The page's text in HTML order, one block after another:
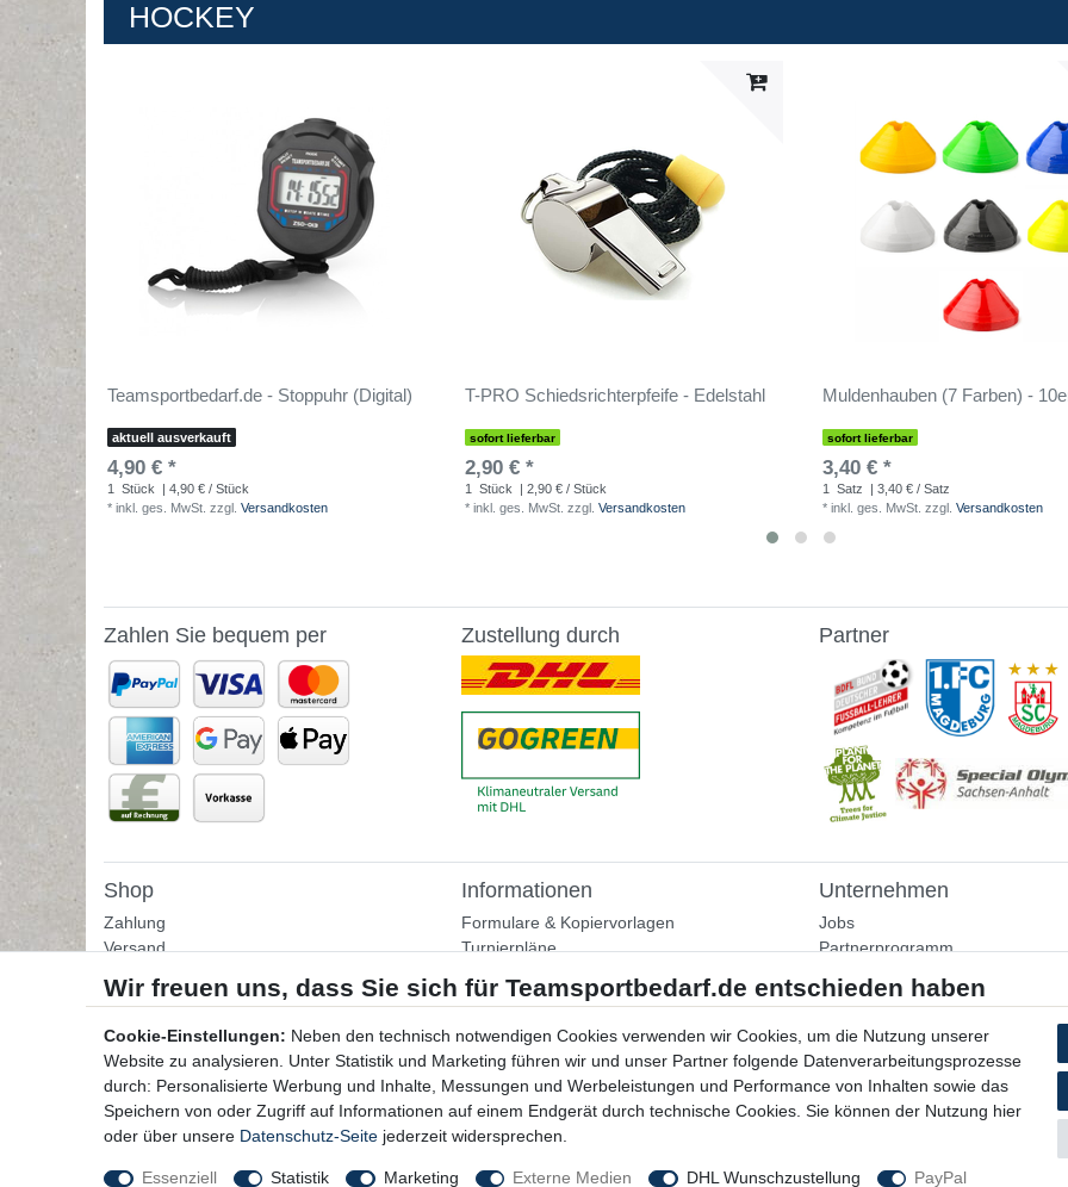
HOCKEY
Teamsportbedarf.de - Stoppuhr (Digital)
aktuell ausverkauft
4,90 € *
1 Stück
| 4,90 € / Stück
* inkl. ges. MwSt. zzgl. Versandkosten
T-PRO Schiedsrichterpfeife - Edelstahl
sofort lieferbar
2,90 € *
1 Stück
| 2,90 € / Stück
* inkl. ges. MwSt. zzgl. Versandkosten
Muldenhauben (7 Farben) -
sofort lieferbar
3,40 € *
1 Satz
| 3,40 € / Satz
* inkl. ges. MwSt. zzgl. Versandkosten
Zahlen Sie bequem per Zustellung durch Partner
Shop
Zahlung
Versand
Helpcenter
Bestellformular
Kontakt
Informationen
Formulare & Kopiervorlagen
Turnierpläne
Tipps & Informationen
Unternehmen
Jobs
Partnerprogramm
Bestellung widerrufen
Datenschutzerklärung
Impressum
Cookie-Einstellungen: Neben den technisch notwendigen Cookies verwenden wir Cookies, um die Nutzung unserer
Website zu analysieren. Unter Statistik und Marketing führen wir und unser Partner folgende Datenverarbeitungsprozesse
durch: Personalisierte Werbung und Inhalte, Messungen und Werbeleistungen und Performance von Inhalten sowie das
Speichern von oder Zugriff auf Informationen auf einem Endgerät durch technische Cookies. Sie können der Nutzung hier
oder über unsere Datenschutz-Seite jederzeit widersprechen.
Essenziell Statistik Marketing Externe Medien DHL Wunschzustellung PayPal